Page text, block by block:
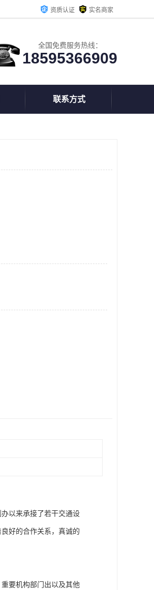
资质认证 实名商家
全国免费服务热线：
18595366909
联系方式
以来承接了若干交通设
好的合作关系，真诚的
要机构部门出以及其他